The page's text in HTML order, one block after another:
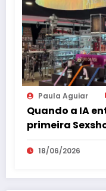
Paula Aguiar
Quando a IA
primeira
abrir na Europa
18/06/2026